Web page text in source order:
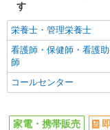
す
栄養士・管理栄養士
看護師・保健師・看護
師
コールセンター
家電・携帯販売